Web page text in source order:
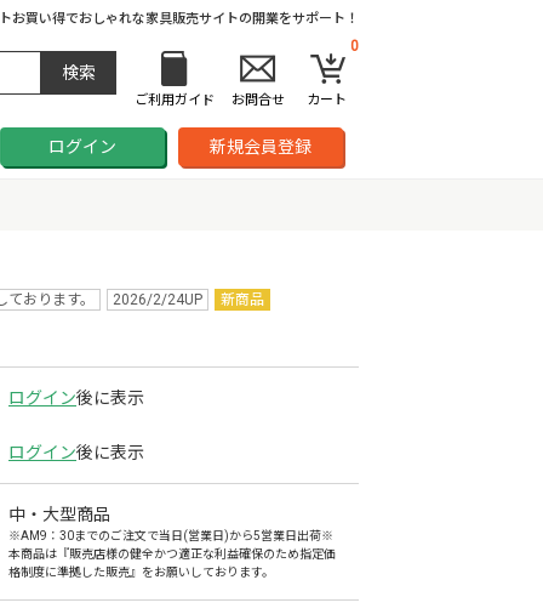
お買い得でおしゃれな家具販売サイトの開業をサポート！
ご利用ガイド お問合せ
0
カート
ログイン 新規会員登録
おります。 2026/2/24UP 新商品
ログイン後に表示
ログイン後に表示
中・大型商品
※AM9：30までのご注文で当日(営業日)から5営業日出荷※
本商品は『販売店様の健全かつ適正な利益確保のため指定価
格制度に準拠した販売』をお願いしております。